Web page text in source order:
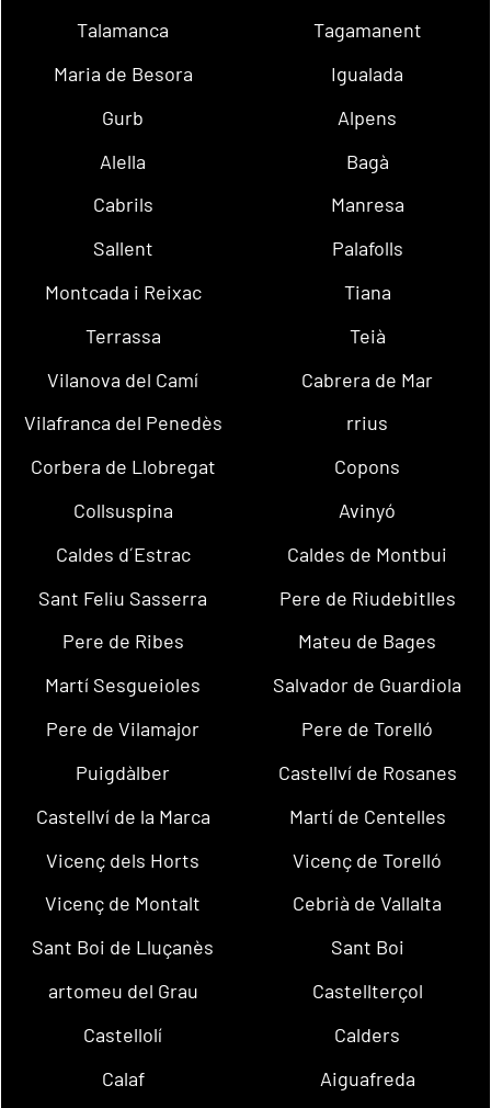
Talamanca
Tagamanent
Maria de Besora
Igualada
Gurb
Alpens
Alella
Bagà
Cabrils
Manresa
Sallent
Palafolls
Montcada i Reixac
Tiana
Terrassa
Teià
Vilanova del Camí
Cabrera de Mar
Vilafranca del Penedès
rrius
Corbera de Llobregat
Copons
Collsuspina
Avinyó
Caldes d´Estrac
Caldes de Montbui
Sant Feliu Sasserra
Pere de Riudebitlles
Pere de Ribes
Mateu de Bages
Martí Sesgueioles
Salvador de Guardiola
Pere de Vilamajor
Pere de Torelló
Puigdàlber
Castellví de Rosanes
Castellví de la Marca
Martí de Centelles
Vicenç dels Horts
Vicenç de Torelló
Vicenç de Montalt
Cebrià de Vallalta
Sant Boi de Lluçanès
Sant Boi
artomeu del Grau
Castellterçol
Castellolí
Calders
Calaf
Aiguafreda